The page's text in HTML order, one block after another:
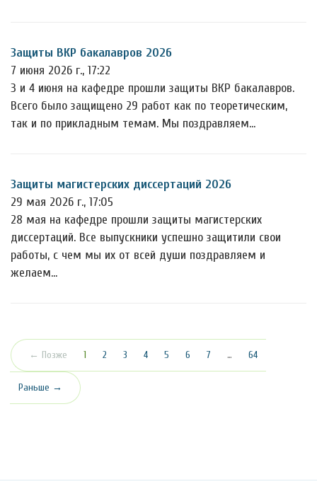
Защиты ВКР бакалавров 2026
7 июня 2026 г., 17:22
3 и 4 июня на кафедре прошли защиты ВКР бакалавров.
Всего было защищено 29 работ как по теоретическим,
так и по прикладным темам. Мы поздравляем…
Защиты магистерских диссертаций 2026
29 мая 2026 г., 17:05
28 мая на кафедре прошли защиты магистерских
диссертаций. Все выпускники успешно защитили свои
работы, с чем мы их от всей души поздравляем и
желаем…
← Позже 1 (текущая)
2 3 4 5 6 7 … 64
Раньше →